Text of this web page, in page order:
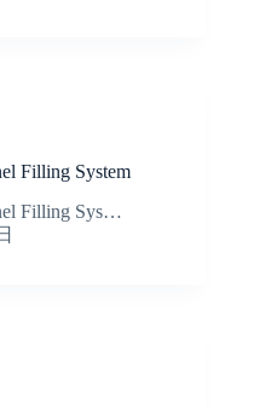
Filling System
Filling Sys…